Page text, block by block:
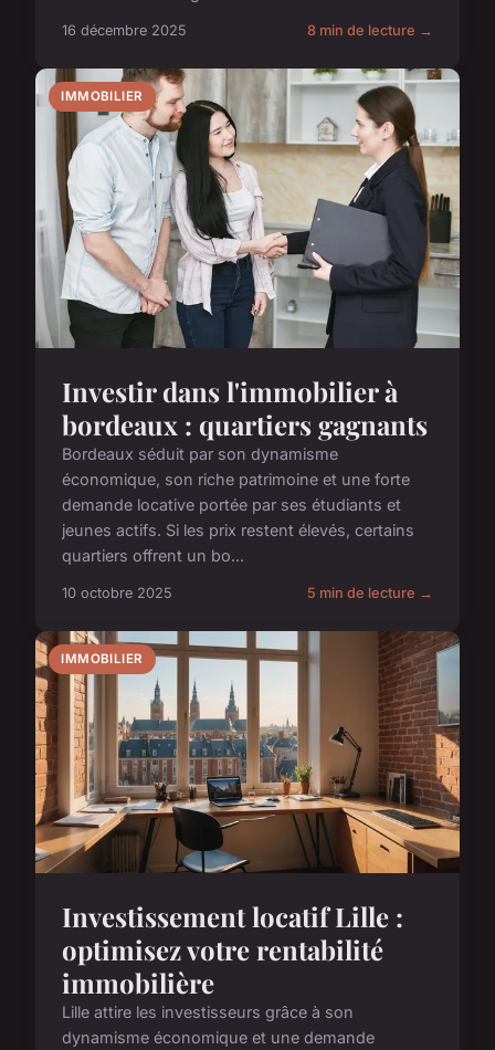
16 décembre 2025 8 min de lecture →
IMMOBILIER
Investir dans l'immobilier à
bordeaux : quartiers gagnants
Bordeaux séduit par son dynamisme
économique, son riche patrimoine et une forte
demande locative portée par ses étudiants et
jeunes actifs. Si les prix restent élevés, certains
quartiers offrent un bo...
10 octobre 2025 5 min de lecture →
IMMOBILIER
Investissement locatif Lille :
optimisez votre rentabilité
immobilière
Lille attire les investisseurs grâce à son
dynamisme économique et une demande